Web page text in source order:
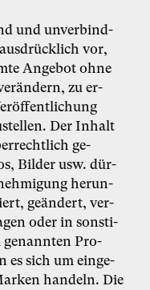
und un­ver­bind­
vor,
An­ge­bot oh­ne
zu er­
Der In­halt
ge­
Bil­der usw. dür­
her­un­
ge­än­dert, ver­
oder in sons­ti­
ge­nann­ten Pro­
es sich um ein­ge­
han­deln. Die